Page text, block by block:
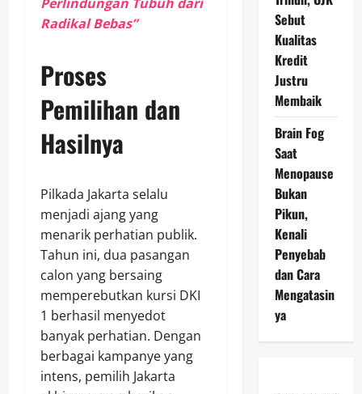
Radikal Bebas”
Proses
Pemilihan dan
Hasilnya
Pilkada Jakarta selalu
menjadi ajang yang
menarik perhatian publik.
Tahun ini, dua pasangan
calon yang bersaing
memperebutkan kursi DKI
1 berhasil menyedot
banyak perhatian. Dengan
berbagai kampanye yang
intens, pemilih Jakarta
Sebut
Kualitas
Kredit
Justru
Membaik
Brain Fog
Saat
Menopause
Bukan
Pikun,
Kenali
Penyebab
dan Cara
Mengatasin
ya